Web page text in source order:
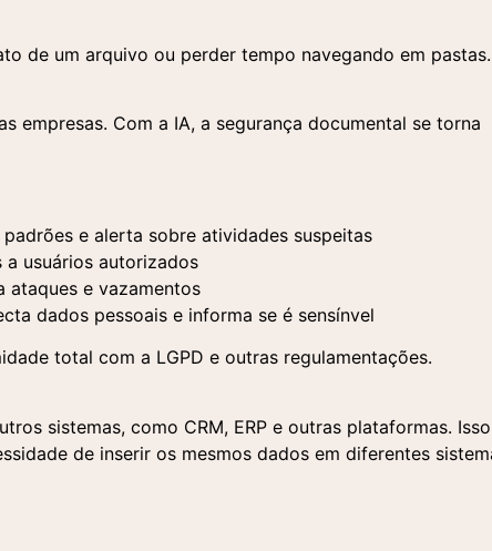
de um arquivo ou perder tempo navegando em pastas.
empresas. Com a IA, a segurança documental se torna
e alerta sobre atividades suspeitas
a usuários autorizados
ataques e vazamentos
dados pessoais e informa se é sensínvel
total com a LGPD e outras regulamentações.
sistemas, como CRM, ERP e outras plataformas. Isso
de inserir os mesmos dados em diferentes
realização de um contato
comercial e o recebimento
materiais publicitários
a Política de Privacidade
fornecidos aqui para a
realização de um contato
materiais publicitários
fornecidos aqui para a